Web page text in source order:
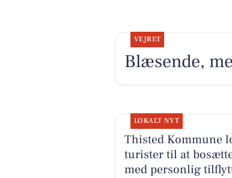
VEJRET
Blæsende,
LOKALT NYT
Thisted Kommune
turister til at
med personlig